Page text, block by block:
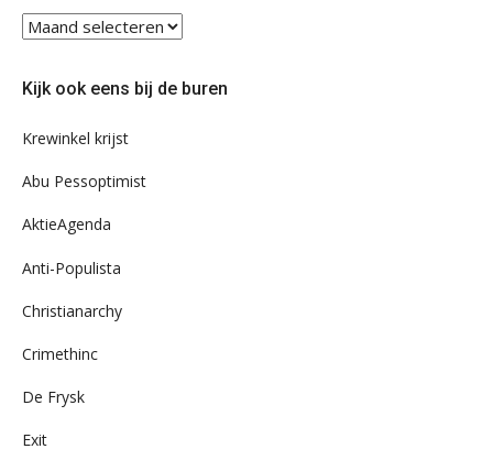
Blader
eens
ons
Kijk ook eens bij de buren
Krewinkel krijst
Abu Pessoptimist
AktieAgenda
Anti-Populista
Christianarchy
Crimethinc
De Frysk
Exit